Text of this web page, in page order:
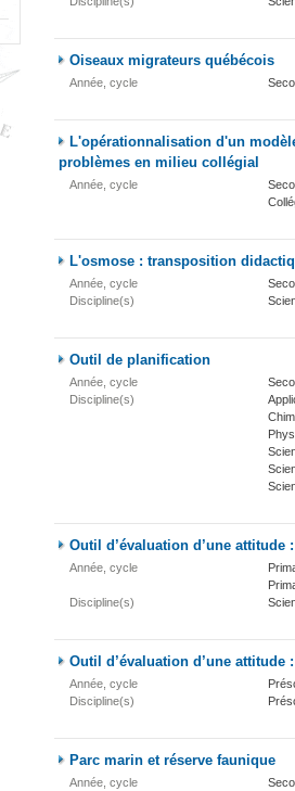
Oiseaux migrateurs québécois
Année, cycle
L'opérationnalisation d'un
problèmes en milieu collégial
Année, cycle
L'osmose : transposition
Année, cycle
Discipline(s)
Outil de planification
Année, cycle
Discipline(s)
Outil d’évaluation d’une attitude
Année, cycle
Discipline(s)
Outil d’évaluation d’une attitude
Année, cycle
Discipline(s)
Parc marin et réserve faunique
Année, cycle